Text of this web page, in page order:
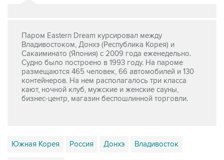
Паром Eastern Dream курсировал между
Владивостоком, Донхэ (Республика Корея) и
Сакаиминато (Япония) с 2009 года еженедельно.
Судно было построено в 1993 году. На пароме
размещаются 465 человек, 66 автомобилей и 130
контейнеров. На нем располагалось три класса
кают, ночной клуб, мужские и женские сауны,
бизнес-центр, магазин беспошлинной торговли.
Южная Корея Россия Донхэ Владивосток